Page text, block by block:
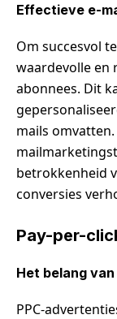
Effectieve e-
Om succesvol
waardevolle en
abonnees. Dit
mails
betrokkenheid
conversies
Pay-per-
Het belang
PPC-